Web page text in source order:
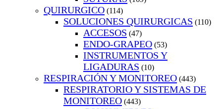
QUIRURGICO (114)
SOLUCIONES QUIRURGICAS (110)
ACCESOS (47)
ENDO-GRAPEO (53)
INSTRUMENTOS Y
LIGADURAS (10)
RESPIRACIÓN Y MONITOREO (443)
RESPIRATORIO Y SISTEMAS DE
MONITOREO (443)